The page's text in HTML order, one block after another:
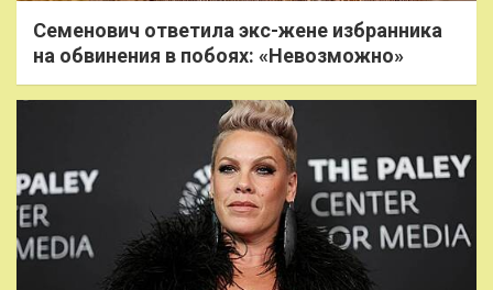
Семенович ответила экс-жене избранника
на обвинения в побоях: «Невозможно»